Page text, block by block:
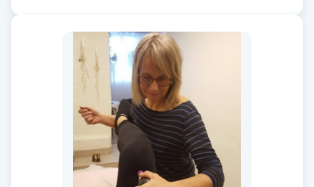
Fettreducering